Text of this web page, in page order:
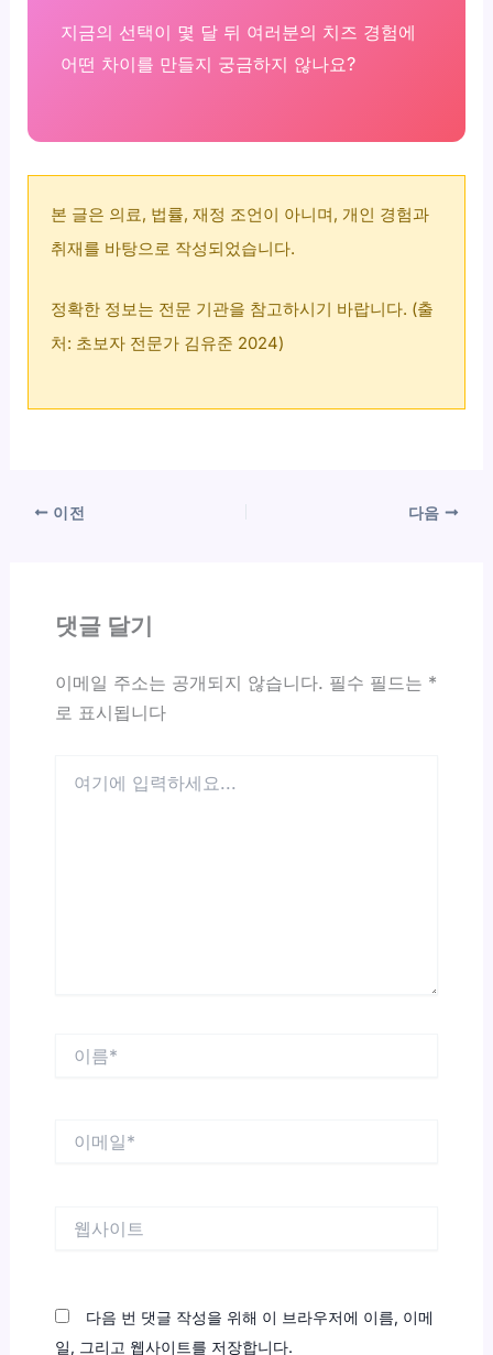
지금의 선택이 몇 달 뒤 여러분의 치즈 경험에
어떤 차이를 만들지 궁금하지 않나요?
본 글은 의료, 법률, 재정 조언이 아니며, 개인 경험과
취재를 바탕으로 작성되었습니다.
정확한 정보는 전문 기관을 참고하시기 바랍니다. (출
처: 초보자 전문가 김유준 2024)
이전 다음
댓글 달기
이메일 주소는 공개되지 않습니다. 필수 필드는 *
로 표시됩니다
다음 번 댓글 작성을 위해 이 브라우저에 이름, 이메
일, 그리고 웹사이트를 저장합니다.